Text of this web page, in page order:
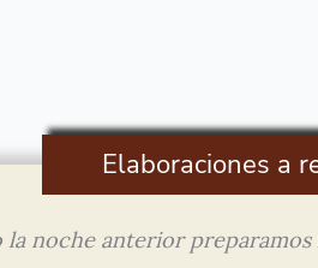
Elaboraciones a
la noche anterior